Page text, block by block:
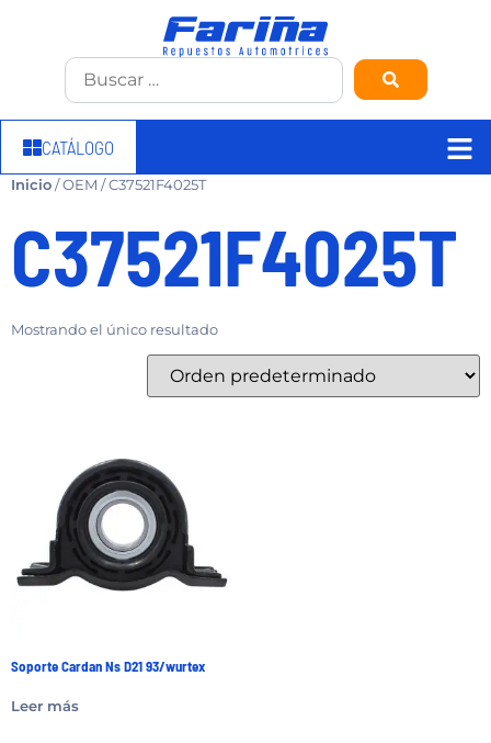
CATÁLOGO
Inicio/ OEM / C37521F4025T
C37521F4025T
Mostrando el único resultado
Soporte Cardan Ns D21 93/wurtex
Leer más